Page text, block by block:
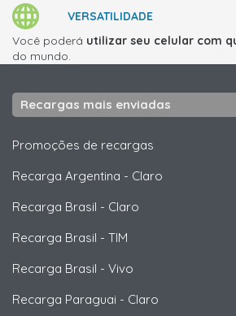
VERSATILIDADE
Você poderá utilizar seu celular com
do mundo.
Recargas mais enviadas
Promoções de recargas
Recarga Argentina - Claro
Recarga Brasil - Claro
Recarga Brasil - TIM
Recarga Brasil - Vivo
Recarga Paraguai - Claro